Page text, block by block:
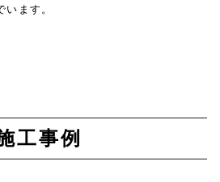
ます。
工事例